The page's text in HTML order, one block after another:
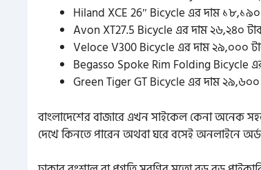
Hiland XCE 26″ Bicycle এর দাম ১৮,১৯০
Avon XT27.5 Bicycle এর দাম ২৬,২৪০
Veloce V300 Bicycle এর দাম ২৯,০০০
Begasso Spoke Rim Folding Bicycle
Green Tiger GT Bicycle এর দাম ২৯,৬০০
বাংলাদেশের বাজারে এখন সাইকেল কেনা অনেক
দেখে কিনতে পারেন অথবা ঘরে বসেই অনলাইনে